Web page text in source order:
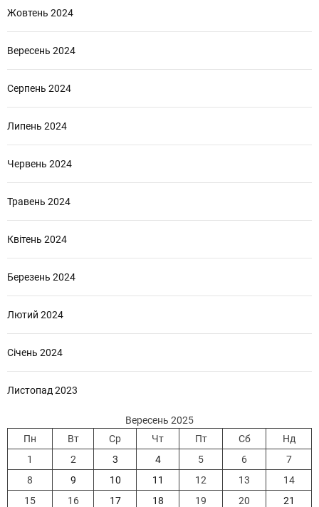
Жовтень 2024
Вересень 2024
Серпень 2024
Липень 2024
Червень 2024
Травень 2024
Квітень 2024
Березень 2024
Лютий 2024
Січень 2024
Листопад 2023
Вересень 2025
Пн
Вт Ср Чт Пт Сб
Нд
1
2 3 4 5 6
7
8
9 10 11 12 13
14
15
16 17 18 19 20
21